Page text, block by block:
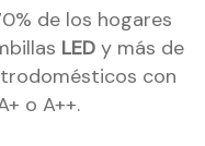
de los hogares
LED y más de
con
o A++.